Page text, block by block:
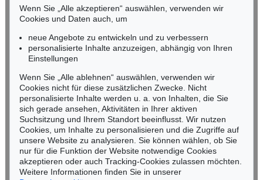
Auktion 433 - Lot 928
RUPPRECHT GEIGER
364/62, 1962
Ergebnis:€ 110.000
R. GEIGER
432/65, 1965
Ergebnis:€ 105.000
Mobil: +49 (0)171 8618661
n.kassel@kettererkunst.de
Keine Auktion mehr verpassen!
Wir informieren Sie rechtzeitig.
Jetzt zum Newsletter anmelden >
Wenn Sie „Alle akzeptieren“ auswählen, verwenden wir
Cookies und Daten auch, um
neue Angebote zu entwickeln und zu verbessern
personalisierte Inhalte anzuzeigen, abhängig von Ihren
Einstellungen
Wenn Sie „Alle ablehnen“ auswählen, verwenden wir
Cookies nicht für diese zusätzlichen Zwecke. Nicht
personalisierte Inhalte werden u. a. von Inhalten, die Sie
sich gerade ansehen, Aktivitäten in Ihrer aktiven
Suchsitzung und Ihrem Standort beeinflusst. Wir nutzen
Cookies, um Inhalte zu personalisieren und die Zugriffe auf
unsere Website zu analysieren. Sie können wählen, ob Sie
nur für die Funktion der Website notwendige Cookies
akzeptieren oder auch Tracking-Cookies zulassen möchten.
Weitere Informationen finden Sie in unserer